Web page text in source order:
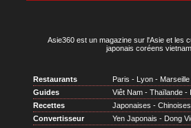
Asie360 est un magazine sur l'Asie et les
japonais coréens
Restaurants Paris - Lyon - Marseille
Guides
Viêt Nam - Thaïlande -
Recettes
Japonaises - Chinoises
Convertisseur
Yen Japonais - Dong